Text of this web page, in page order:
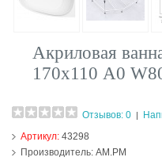
Акриловая
170х110 A0
Отзывов: 0
Артикул:43298
Производитель: AM.PM